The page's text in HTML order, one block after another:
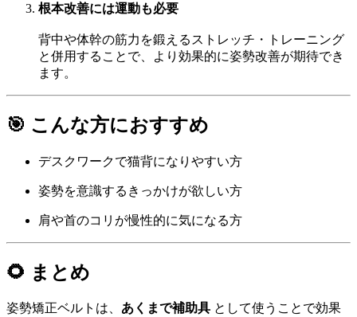
根本改善には運動も必要
背中や体幹の筋力を鍛えるストレッチ・トレーニング
と併用することで、より効果的に姿勢改善が期待でき
ます。
🎯 こんな方におすすめ
デスクワークで猫背になりやすい方
姿勢を意識するきっかけが欲しい方
肩や首のコリが慢性的に気になる方
🌻 まとめ
姿勢矯正ベルトは、 あくまで補助具 として使うことで効果